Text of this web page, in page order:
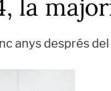
la
anys després